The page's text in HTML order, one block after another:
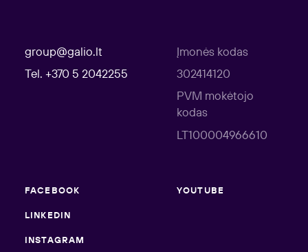
group@galio.lt
Tel. +370 5 2042255
Įmonės kodas
302414120
PVM mokėtojo
kodas
LT100004966610
FACEBOOK
LINKEDIN
INSTAGRAM
YOUTUBE